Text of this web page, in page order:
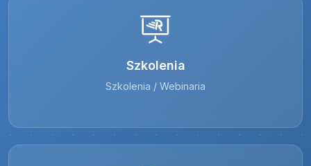
Szkolenia
Szkolenia / Webinaria